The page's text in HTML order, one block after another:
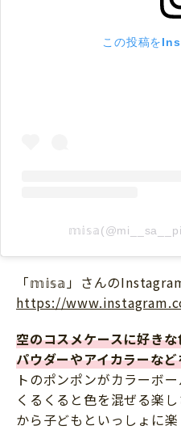
この投稿を
「𝕞𝕚𝕤𝕒」さんの
https://
空のコスメケースに好き
パウダーやアイカラーな
トのポンポンがカラーボ
くるくると色を混ぜる楽
から子どもといっしょに楽